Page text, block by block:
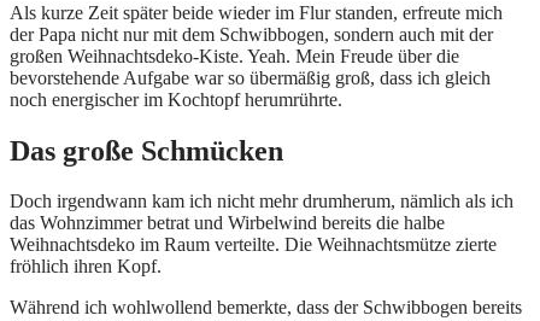
Als kurze Zeit später beide wieder im Flur standen, erfreute mich
der Papa nicht nur mit dem Schwibbogen, sondern auch mit der
großen Weihnachtsdeko-Kiste. Yeah. Mein Freude über die
bevorstehende Aufgabe war so übermäßig groß, dass ich gleich
noch energischer im Kochtopf herumrührte.
Das große Schmücken
Doch irgendwann kam ich nicht mehr drumherum, nämlich als ich
das Wohnzimmer betrat und Wirbelwind bereits die halbe
Weihnachtsdeko im Raum verteilte. Die Weihnachtsmütze zierte
fröhlich ihren Kopf.
Während ich wohlwollend bemerkte, dass der Schwibbogen bereits